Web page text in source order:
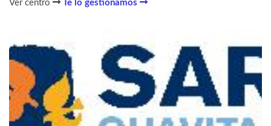
Ver centro Te lo gestionamos